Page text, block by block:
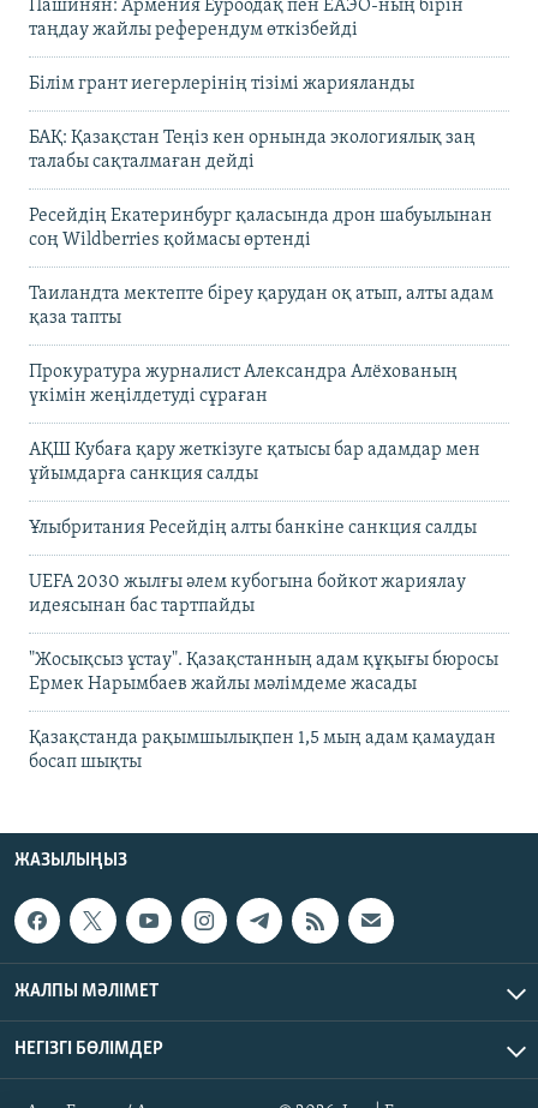
Пашинян: Армения Еуроодақ пен ЕАЭО-ның бірін
таңдау жайлы референдум өткізбейді
Білім грант иегерлерінің тізімі жарияланды
БАҚ: Қазақстан Теңіз кен орнында экологиялық заң
талабы сақталмаған дейді
Ресейдің Екатеринбург қаласында дрон шабуылынан
соң Wildberries қоймасы өртенді
Таиландта мектепте біреу қарудан оқ атып, алты адам
қаза тапты
Прокуратура журналист Александра Алёхованың
үкімін жеңілдетуді сұраған
АҚШ Кубаға қару жеткізуге қатысы бар адамдар мен
ұйымдарға санкция салды
Ұлыбритания Ресейдің алты банкіне санкция салды
UEFA 2030 жылғы әлем кубогына бойкот жариялау
идеясынан бас тартпайды
"Жосықсыз ұстау". Қазақстанның адам құқығы бюросы
Ермек Нарымбаев жайлы мәлімдеме жасады
Қазақстанда рақымшылықпен 1,5 мың адам қамаудан
босап шықты
ЖАЗЫЛЫҢЫЗ
ЖАЛПЫ МӘЛІМЕТ
НЕГІЗГІ БӨЛІМДЕР